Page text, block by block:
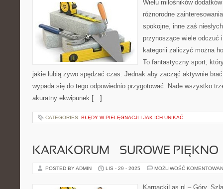
Wielu miłośników
różnorodne
spokojne, inne zaś
przynoszące wiele odczuć
kategorii zaliczyć można
To fantastyczny sport,
jakie lubią żywo spędzać czas. Jednak aby zacząć aktywnie
wypada się do tego odpowiednio przygotować. Nade wszystko
akuratny ekwipunek […]
CATEGORIES: BŁĘDY W PIELĘGNACJI I JAK ICH UNIKAĆ
KARAKORUM – SUROWE PIĘKNO
POSTED BY ADMIN LIS - 29 - 2025 MOŻLIWOŚĆ
KarpackiLas.pl – Góry,